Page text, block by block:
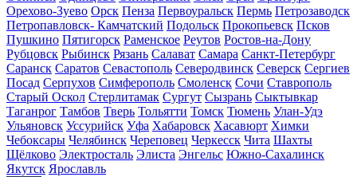
Орехово-Зуево Орск Пенза Первоуральск Пермь Петрозаводск
Петропавловск- Камчатский Подольск Прокопьевск Псков
Пушкино Пятигорск Раменское Реутов Ростов-на-Дону
Рубцовск Рыбинск Рязань Салават Самара Санкт-Петербург
Саранск Саратов Севастополь Северодвинск Северск Сергиев
Посад Серпухов Симферополь Смоленск Сочи Ставрополь
Старый Оскол Стерлитамак Сургут Сызрань Сыктывкар
Таганрог Тамбов Тверь Тольятти Томск Тюмень Улан-Удэ
Ульяновск Уссурийск Уфа Хабаровск Хасавюрт Химки
Чебоксары Челябинск Череповец Черкесск Чита Шахты
Щёлково Электросталь Элиста Энгельс Южно-Сахалинск
Якутск Ярославль